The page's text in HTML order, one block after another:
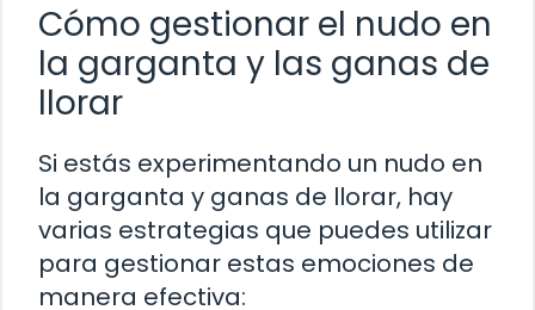
Cómo gestionar el nudo en
la garganta y las ganas de
llorar
Si estás experimentando un nudo en
la garganta y ganas de llorar, hay
varias estrategias que puedes utilizar
para gestionar estas emociones de
manera efectiva: